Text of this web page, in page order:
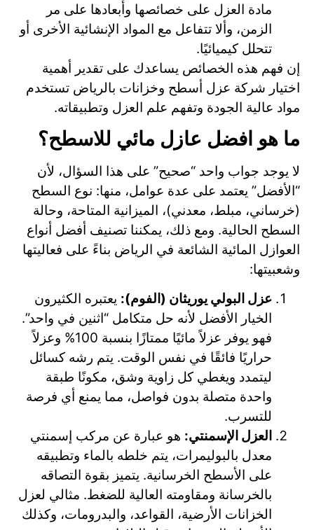
مادة العزل على خصائصها وأبعادها على مر
الزمن، وألا تتفاعل مع المواد الإنشائية الأخرى أو
تتحلل كيميائيًا.
إن فهم هذه الخصائص يساعدك على تقدير أهمية
اختيار شركة عزل أسطح وخزانات بالرياض تستخدم
مواد عالية الجودة وتفهم علم العزل وتطبيقاته.
ما هو افضل عازل مائي للاسطح؟
لا يوجد جواب واحد “صحيح” على هذا السؤال، لأن
“الأفضل” يعتمد على عدة عوامل، منها: نوع السطح
(خرساني، مبلط، معدني)، الميزانية المتاحة، وحالة
السطح الحالية. ومع ذلك، يمكننا تصنيف أفضل أنواع
العوازل المائية الشائعة في الرياض بناءً على فعاليتها
وشعبيتها:
عزل البولي يوريثان (الفوم): يعتبره الكثيرون
الخيار الأفضل لأنه حل متكامل “اثنين في واحد”.
فهو يوفر عزلاً مائيًا ممتازًا بنسبة 100% وعزلاً
حراريًا فائقًا في نفس الوقت. يتم رشه كسائل
ليتمدد ويغطي كل زاوية وشق، مكونًا طبقة
واحدة متصلة بدون فواصل، مما يمنع أي فرصة
للتسرب.
العزل الإسمنتي: هو عبارة عن مركب إسمنتي
معدل بالبوليمرات، يتم خلطه بالماء وتطبيقه
على الأسطح الخرسانية. يتميز بقوة التصاقه
بالخرسانة ومقاومته العالية للضغط. مثالي لعزل
الخزانات الأرضية، القواعد، والبدرومات، وكذلك